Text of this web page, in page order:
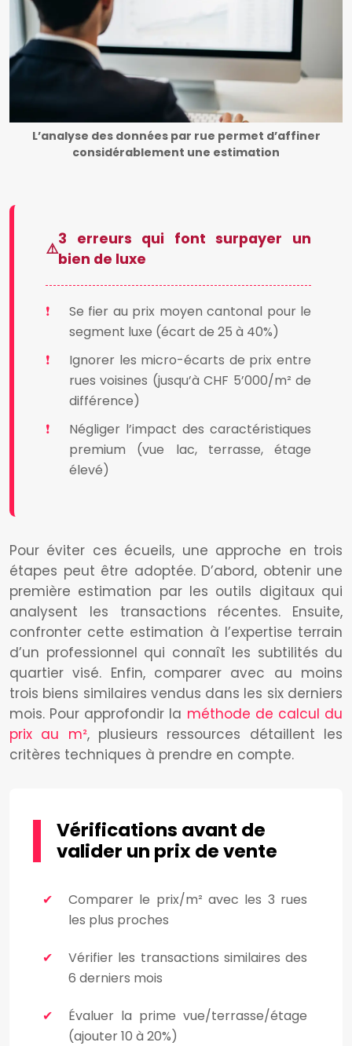
L’analyse des données par rue permet d’affiner
considérablement une estimation
3 erreurs qui font surpayer un
bien de luxe
Se fier au prix moyen cantonal pour le
segment luxe (écart de 25 à 40%)
Ignorer les micro-écarts de prix entre
rues voisines (jusqu’à CHF 5’000/m² de
différence)
Négliger l’impact des caractéristiques
premium (vue lac, terrasse, étage
élevé)
Pour éviter ces écueils, une approche en trois
étapes peut être adoptée. D’abord, obtenir une
première estimation par les outils digitaux qui
analysent les transactions récentes. Ensuite,
confronter cette estimation à l’expertise terrain
d’un professionnel qui connaît les subtilités du
quartier visé. Enfin, comparer avec au moins
trois biens similaires vendus dans les six derniers
mois. Pour approfondir la méthode de calcul du
prix au m², plusieurs ressources détaillent les
critères techniques à prendre en compte.
Vérifications avant de
valider un prix de vente
Comparer le prix/m² avec les 3 rues
les plus proches
Vérifier les transactions similaires des
6 derniers mois
Évaluer la prime vue/terrasse/étage
(ajouter 10 à 20%)